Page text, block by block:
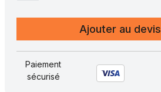
électroforgé
brut,
maille
Ajouter au devis
Paiement
sécurisé